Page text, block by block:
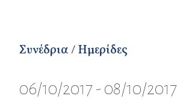
Συνέδρια / Ημερίδες
06/10/2017 - 08/10/2017